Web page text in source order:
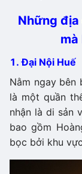
Những
mà
1. Đại Nội Huế
Nằm ngay
là một quần
nhận là di sản
bao gồm
bọc bởi khu